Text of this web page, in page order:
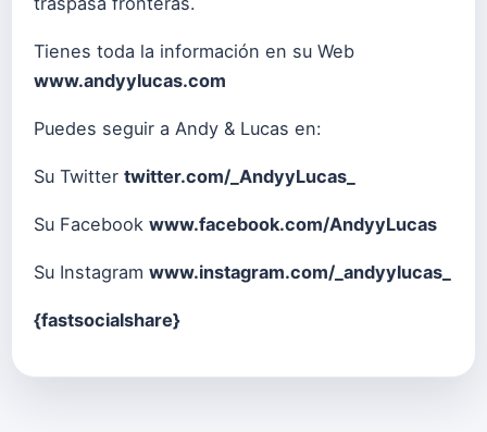
Tienes toda la información en su Web
www.andyylucas.com
Puedes seguir a Andy & Lucas en:
Su Twitter twitter.com/_AndyyLucas_
Su Facebook www.facebook.com/AndyyLucas
Su Instagram www.instagram.com/_andyylucas_
{fastsocialshare}